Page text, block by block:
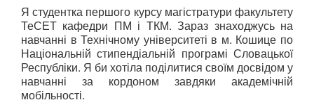
Я студентка першого курсу магістратури факультету
ТеСЕТ кафедри ПМ і ТКМ. Зараз знаходжусь на
навчанні в Технічному університеті в м. Кошице по
Національній стипендіальній програмі Словацької
Республіки. Я би хотіла поділитися своїм досвідом у
навчанні за кордоном завдяки академічній
мобільності.